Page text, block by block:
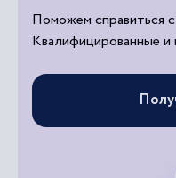
Поможем справиться
Квалифицированные